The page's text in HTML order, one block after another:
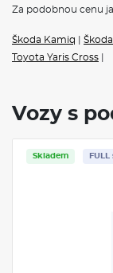
Za podobnou cenu
Škoda Kamiq
Toyota Yaris Cross
Vozy s
Skladem FULL